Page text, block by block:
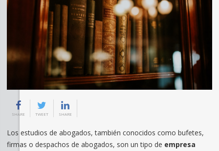
SHARE TWEET SHARE
Los estudios de abogados, también conocidos como bufetes,
firmas o despachos de abogados, son un tipo de empresa